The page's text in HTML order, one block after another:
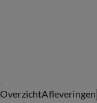
OverzichtAfleveringen